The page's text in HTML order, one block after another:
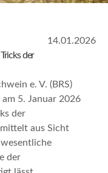
14.01.2026
der
e. V. (BRS)
5. Januar 2026
der
aus Sicht
wesentliche
der